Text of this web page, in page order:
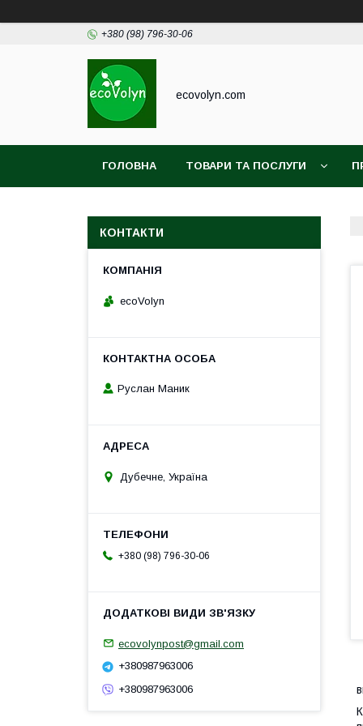
+380 (98) 796-30-06
ecovolyn.com
ГОЛОВНА ТОВАРИ ТА ПОСЛУГИ
КОНТАКТИ
ecoVolyn
Руслан Маник
Дубечне, Україна
+380 (98) 796-30-06
ecovolynpost@gmail.com
+380987963006
+380987963006